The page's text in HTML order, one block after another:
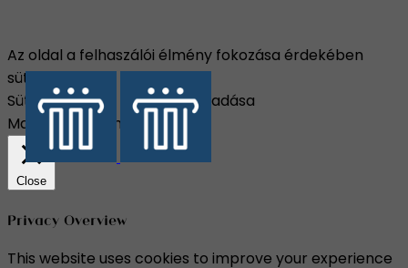
Az oldal a felhaszálói élmény fokozása érdekében
sütiket használ.
Süti beállítások
Összes elfogadása
Manage consent
Close
Privacy Overview
This website uses cookies to improve your experience